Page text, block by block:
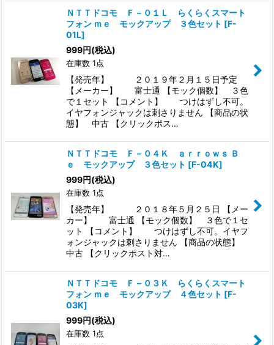
ＮＴＴドコモ Ｆ－０１Ｌ らくらくスマート
フォン ｍｅ モックアップ ３色セット [F-
01L]
999円(税込)
在庫数 1点
【発売年】 ２０１９年２月１５日予定
【メーカー】 富士通 【モック個数】 ３色
で１セット 【コメント】 つけはずし不可。
イヤフォンジャックは刺さりません 【商品の状
態】 中古 【クリックポス…
ＮＴＴドコモ Ｆ－０４Ｋ ａｒｒｏｗｓ Ｂ
ｅ モックアップ ３色セット [F-04K]
999円(税込)
在庫数 1点
【発売年】 ２０１８年５月２５日 【メー
カー】 富士通 【モック個数】 ３色で１セ
ット 【コメント】 つけはずし不可。イヤフ
ォンジャックは刺さりません 【商品の状態】
中古 【クリックポスト対…
ＮＴＴドコモ Ｆ－０３Ｋ らくらくスマート
フォン ｍｅ モックアップ ４色セット [F-
03K]
999円(税込)
在庫数 1点